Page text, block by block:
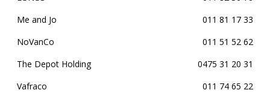
Me and Jo
011 81 17 33
NoVanCo
011 51 52 62
The Depot Holding
0475 31 20 31
Vafraco
011 74 65 22